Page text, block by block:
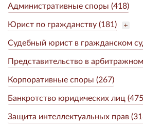
Административные споры (418)
Юрист по гражданству (181)
Судебный юрист в гражданском
Представительство в
Корпоративные споры (267)
Банкротство юридических лиц
Защита интеллектуальных прав